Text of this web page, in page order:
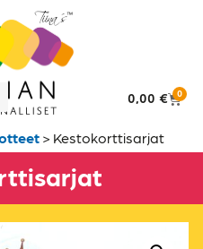
0,00 € 0
> Kestokorttisarjat